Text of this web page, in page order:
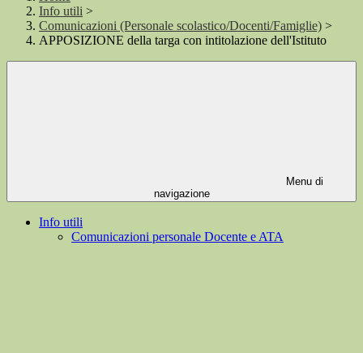
Info utili >
Comunicazioni (Personale scolastico/Docenti/Famiglie) >
APPOSIZIONE della targa con intitolazione dell'Istituto
Menu di
navigazione
Info utili
Comunicazioni personale Docente e ATA